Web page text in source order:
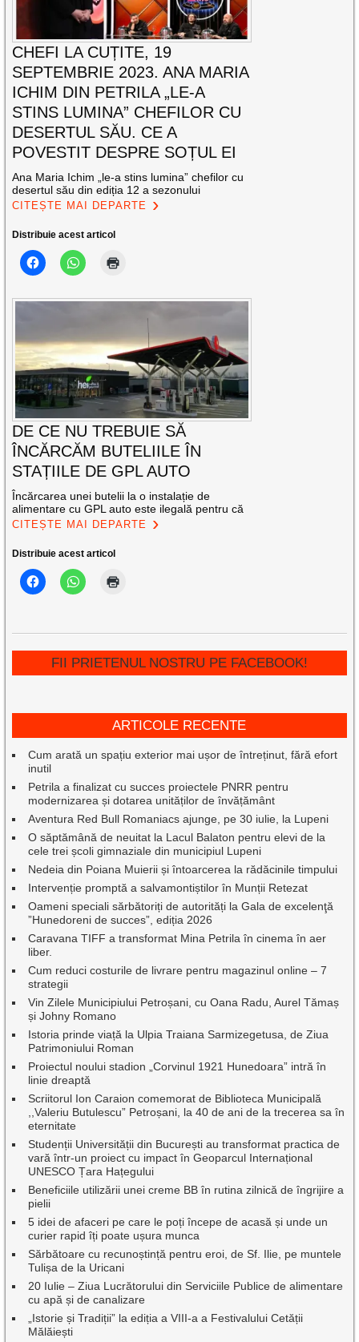
CHEFI LA CUȚITE, 19
SEPTEMBRIE 2023. ANA MARIA
ICHIM DIN PETRILA „LE-A
STINS LUMINA” CHEFILOR CU
DESERTUL SĂU. CE A
POVESTIT DESPRE SOȚUL EI
Ana Maria Ichim „le-a stins lumina” chefilor cu
desertul său din ediția 12 a sezonului
CITEȘTE MAI DEPARTE
Distribuie acest articol
DE CE NU TREBUIE SĂ
ÎNCĂRCĂM BUTELIILE ÎN
STAȚIILE DE GPL AUTO
​Încărcarea unei butelii la o instalație de
alimentare cu GPL auto este ilegală pentru că
CITEȘTE MAI DEPARTE
Distribuie acest articol
FII PRIETENUL NOSTRU PE FACEBOOK!
ARTICOLE RECENTE
Cum arată un spațiu exterior mai ușor de întreținut, fără efort
inutil
Petrila a finalizat cu succes proiectele PNRR pentru
modernizarea și dotarea unităților de învățământ
Aventura Red Bull Romaniacs ajunge, pe 30 iulie, la Lupeni
O săptămână de neuitat la Lacul Balaton pentru elevi de la
cele trei școli gimnaziale din municipiul Lupeni
Nedeia din Poiana Muierii și întoarcerea la rădăcinile timpului
Intervenție promptă a salvamontiștilor în Munții Retezat
Oameni speciali sărbătoriți de autorități la Gala de excelenţă
”Hunedoreni de succes”, ediția 2026
Caravana TIFF a transformat Mina Petrila în cinema în aer
liber.
Cum reduci costurile de livrare pentru magazinul online – 7
strategii
Vin Zilele Municipiului Petroșani, cu Oana Radu, Aurel Tămaș
și Johny Romano
Istoria prinde viață la Ulpia Traiana Sarmizegetusa, de Ziua
Patrimoniului Roman
Proiectul noului stadion „Corvinul 1921 Hunedoara” intră în
linie dreaptă
Scriitorul Ion Caraion comemorat de Biblioteca Municipală
,,Valeriu Butulescu” Petroșani, la 40 de ani de la trecerea sa în
eternitate
Studenții Universității din București au transformat practica de
vară într-un proiect cu impact în Geoparcul Internațional
UNESCO Țara Hațegului
Beneficiile utilizării unei creme BB în rutina zilnică de îngrijire a
pielii
5 idei de afaceri pe care le poți începe de acasă și unde un
curier rapid îți poate ușura munca
Sărbătoare cu recunoștință pentru eroi, de Sf. Ilie, pe muntele
Tulișa de la Uricani
20 Iulie – Ziua Lucrătorului din Serviciile Publice de alimentare
cu apă și de canalizare
„Istorie și Tradiții” la ediția a VIII-a a Festivalului Cetății
Mălăiești